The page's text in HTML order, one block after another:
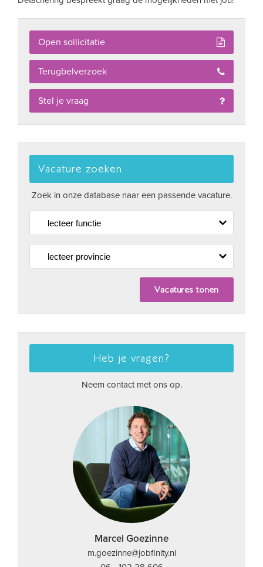
Open sollicitatie
Terugbelverzoek
Stel je vraag
Vacature zoeken
Zoek in onze database naar een passende vacature.
Heb je vragen?
Neem contact met ons op.
Marcel Goezinne
m.goezinne@jobfinity.nl